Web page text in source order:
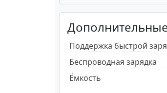
Поддержка быстрой
Беспроводная зарядка
Ёмкость